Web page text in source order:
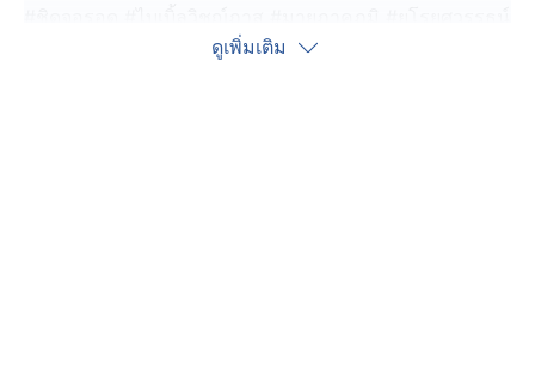
ดูเพิ่มเติม